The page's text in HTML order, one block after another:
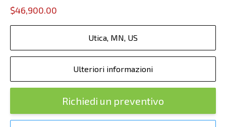
$46,900.00
Utica, MN, US
Ulteriori informazioni
Richiedi un preventivo